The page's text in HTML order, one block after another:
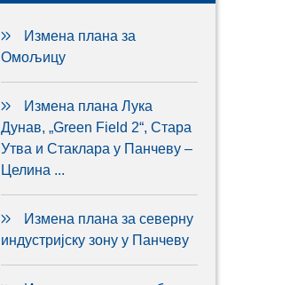
Измена плана за
Омољицу
Измена плана Лука
Дунав, „Green Field 2“, Стара
Утва и Стаклара у Панчеву –
Целина ...
Измена плана за северну
индустријску зону у Панчеву